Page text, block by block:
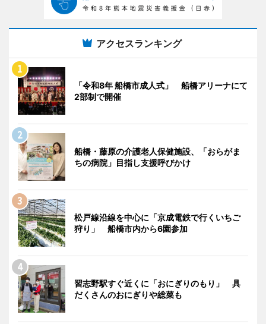
アクセスランキング
「令和8年 船橋市成人式」 船橋アリーナにて
2部制で開催
船橋・藤原の介護老人保健施設、「おらがま
ちの病院」目指し支援呼びかけ
松戸線沿線を中心に「京成電鉄で行くいちご
狩り」 船橋市内から6園参加
習志野駅すぐ近くに「おにぎりのもり」 具
だくさんのおにぎりや総菜も